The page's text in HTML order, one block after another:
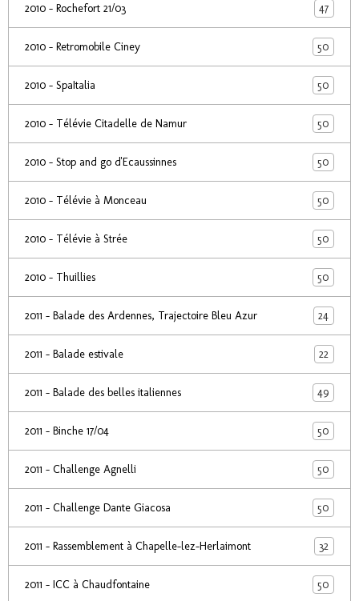
2010 - Rochefort 21/03 47
2010 - Retromobile Ciney 50
2010 - SpaItalia 50
2010 - Télévie Citadelle de Namur 50
2010 - Stop and go d'Ecaussinnes 50
2010 - Télévie à Monceau 50
2010 - Télévie à Strée 50
2010 - Thuillies 50
2011 - Balade des Ardennes, Trajectoire Bleu Azur 24
2011 - Balade estivale 22
2011 - Balade des belles italiennes 49
2011 - Binche 17/04 50
2011 - Challenge Agnelli 50
2011 - Challenge Dante Giacosa 50
2011 - Rassemblement à Chapelle-lez-Herlaimont 32
2011 - ICC à Chaudfontaine 50